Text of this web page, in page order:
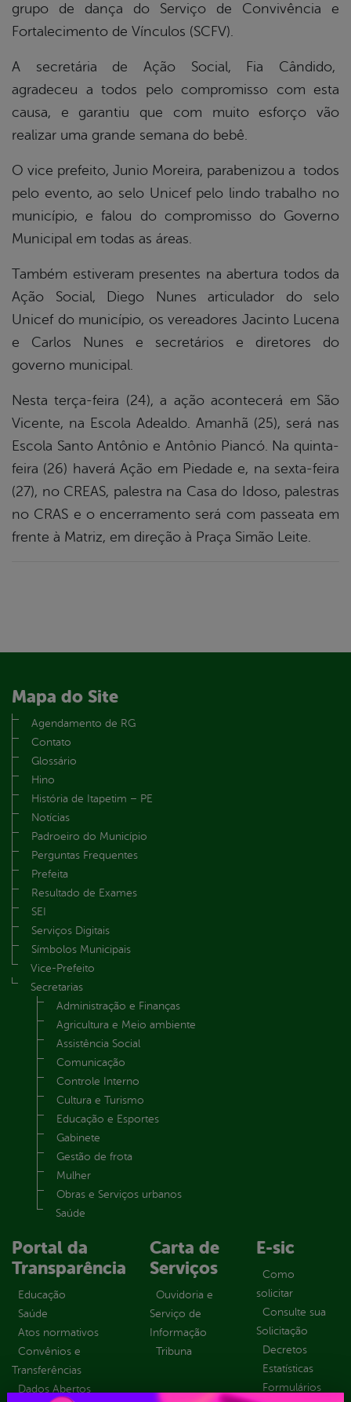
grupo de dança do Serviço de Convivência e
Fortalecimento de Vínculos (SCFV).
A secretária de Ação Social, Fia Cândido,
agradeceu a todos pelo compromisso com esta
causa, e garantiu que com muito esforço vão
realizar uma grande semana do bebê.
O vice prefeito, Junio Moreira, parabenizou a todos
pelo evento, ao selo Unicef pelo lindo trabalho no
município, e falou do compromisso do Governo
Municipal em todas as áreas.
Também estiveram presentes na abertura todos da
Ação Social, Diego Nunes articulador do selo
Unicef do município, os vereadores Jacinto Lucena
e Carlos Nunes e secretários e diretores do
governo municipal.
Nesta terça-feira (24), a ação acontecerá em São
Vicente, na Escola Adealdo. Amanhã (25), será nas
Escola Santo Antônio e Antônio Piancó. Na quinta-
feira (26) haverá Ação em Piedade e, na sexta-feira
(27), no CREAS, palestra na Casa do Idoso, palestras
no CRAS e o encerramento será com passeata em
frente à Matriz, em direção à Praça Simão Leite.
Mapa do Site
Agendamento de RG
Contato
Glossário
Hino
História de Itapetim – PE
Notícias
Padroeiro do Município
Perguntas Frequentes
Prefeita
Resultado de Exames
SEI
Serviços Digitais
Símbolos Municipais
Vice-Prefeito
Secretarias
Administração e Finanças
Agricultura e Meio ambiente
Assistência Social
Comunicação
Controle Interno
Cultura e Turismo
Educação e Esportes
Gabinete
Gestão de frota
Mulher
Obras e Serviços urbanos
Saúde
Portal da
Transparência
Educação
Saúde
Atos normativos
Convênios e
Transferências
Dados Abertos
Carta de
Serviços
Ouvidoria e
Serviço de
Informação
Tribuna
E-sic
Como
solicitar
Consulte sua
Solicitação
Decretos
Estatísticas
Formulários